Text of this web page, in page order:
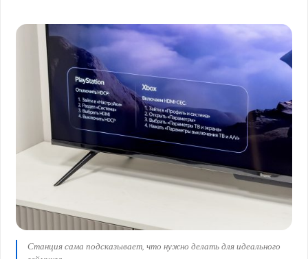
Станция сама подсказывает, что нужно делать для идеального